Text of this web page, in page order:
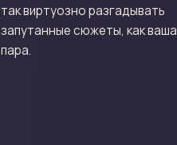
так виртуозно разгадывать
запутанные сюжеты, как ваша
пара.